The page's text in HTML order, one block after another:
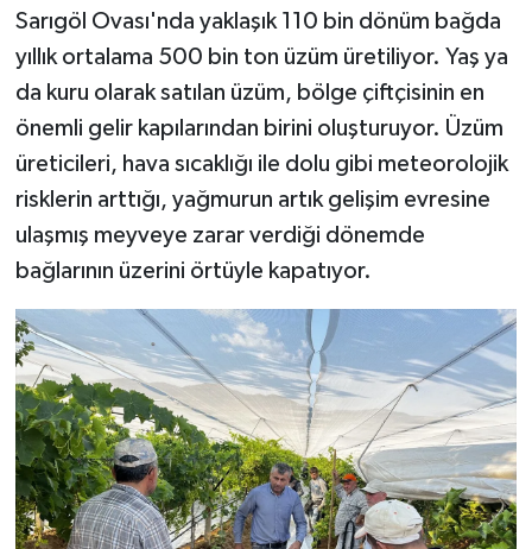
Sarıgöl Ovası'nda yaklaşık 110 bin dönüm bağda
yıllık ortalama 500 bin ton üzüm üretiliyor. Yaş ya
da kuru olarak satılan üzüm, bölge çiftçisinin en
önemli gelir kapılarından birini oluşturuyor. Üzüm
üreticileri, hava sıcaklığı ile dolu gibi meteorolojik
risklerin arttığı, yağmurun artık gelişim evresine
ulaşmış meyveye zarar verdiği dönemde
bağlarının üzerini örtüyle kapatıyor.